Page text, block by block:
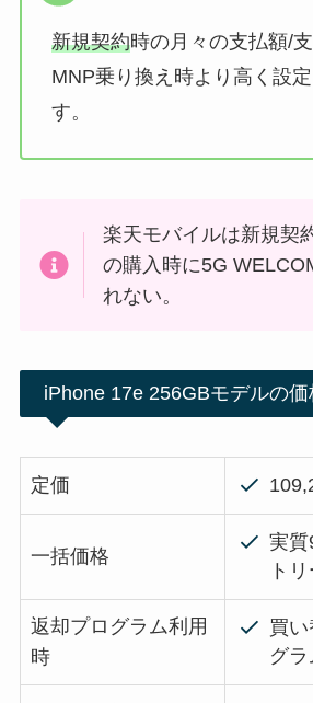
新規契約時の月々の支払額/
MNP乗り換え時より高く設
す。
楽天モバイルは新規契
の購入時に5G
れない。
iPhone 17e 256GBモデルの価
定価
一括価格
実質
ト
返却プログラム利用
時
買い
グラ